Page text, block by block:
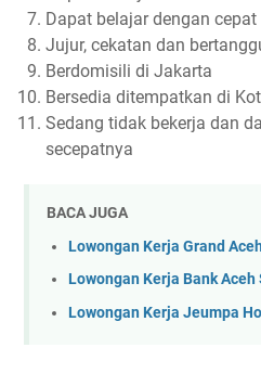
Dapat belajar dengan cepat
Jujur, cekatan dan
Berdomisili di Jakarta
Bersedia ditempatkan di
Sedang tidak bekerja dan
secepatnya
BACA JUGA
Lowongan Kerja Grand
Lowongan Kerja Bank Aceh
Lowongan Kerja Jeumpa